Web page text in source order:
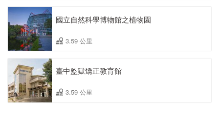
國立自然科學博物館之植物園
3.59 公里
臺中監獄矯正教育館
3.59 公里